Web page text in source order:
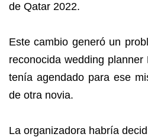
de Qatar 2022.
Este cambio generó un
reconocida wedding
tenía agendado para ese
de otra novia.
La organizadora habría